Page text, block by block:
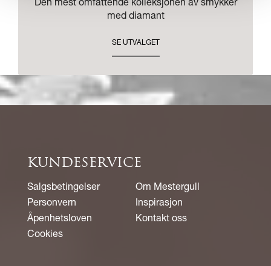
Den mest omfattende kolleksjonen av smykker
med diamant
SE UTVALGET
KUNDESERVICE
Salgsbetingelser
Personvern
Åpenhetsloven
Cookies
Om Mestergull
Inspirasjon
Kontakt oss